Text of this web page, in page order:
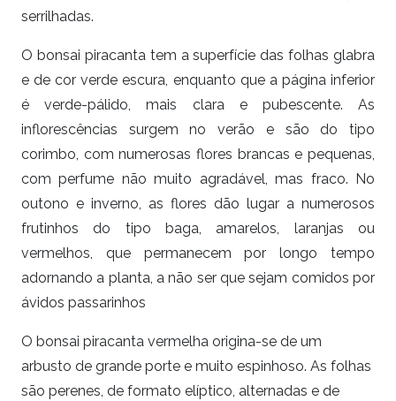
serrilhadas.
O bonsai piracanta tem a superfície das folhas glabra
e de cor verde escura, enquanto que a página inferior
é verde-pálido, mais clara e pubescente. As
inflorescências surgem no verão e são do tipo
corimbo, com numerosas flores brancas e pequenas,
com perfume não muito agradável, mas fraco. No
outono e inverno, as flores dão lugar a numerosos
frutinhos do tipo baga, amarelos, laranjas ou
vermelhos, que permanecem por longo tempo
adornando a planta, a não ser que sejam comidos por
ávidos passarinhos
O bonsai piracanta vermelha origina-se de um
arbusto de grande porte e muito espinhoso. As folhas
são perenes, de formato elíptico, alternadas e de